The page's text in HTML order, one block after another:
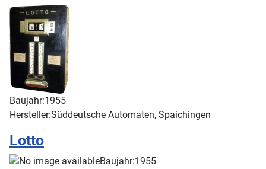
Baujahr:1955
Hersteller:Süddeutsche Automaten, Spaichingen
Lotto
Baujahr:1955